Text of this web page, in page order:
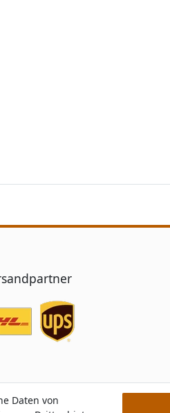
Daten von
Daten von